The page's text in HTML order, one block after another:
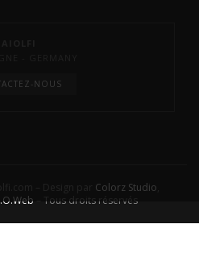
NOUS
Colorz Studio
– Tous droits réservés